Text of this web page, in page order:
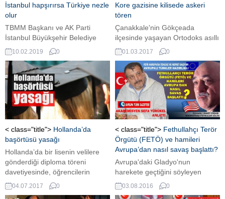
İstanbul hapşırırsa Türkiye nezle
olur
TBMM Başkanı ve AK Parti
İstanbul Büyükşehir Belediye
Başkan Adayı Binali Yıldırım,
Türkiye'de ekonominin
devamlılığında İstanbul'un
önemine değindi.
10.02.2019 0
Kore gazisine kilisede askeri
tören
Çanakkale'nin Gökçeada
ilçesinde yaşayan Ortodoks asıllı
Kore gazisi İlya Banogo (86),
İstanbul'da tedavi gördüğü
hastanede önceki gün vefat etti.
01.03.2017 0
< class="title"> Hollanda’da
başörtüsü yasağı
Hollanda’da bir lisenin velilere
gönderdiği diploma töreni
davetiyesinde, öğrencilerin
törene başörtüsü ile gelmemeleri
istendi.
04.07.2017 0
< class="title"> Fethullahçı Terör
Örgütü (FETÖ) ve hamileri
Avrupa’dan nasıl savaş başlattı?
Avrupa'daki Gladyo'nun
harekete geçtiğini söyleyen
Hollanda Türkleri Konseyi
Başkanı akademisyen Sefa
03.08.2016 0